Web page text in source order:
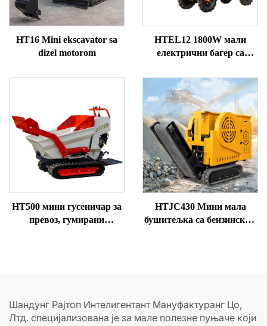
HT16 Mini ekscavator sa
dizel motorom
HTEL12 1800W мали
електрични багер са
предњим укропом
HT500 мини гусеничар за
превоз, гумирани
HTJC430 Мини мала
бушитељка са бензинским
Шандунг Рајтоп Интелигентант Мануфактуранг Цо,
Лтд. специјализована је за мале полезне пуњаче који